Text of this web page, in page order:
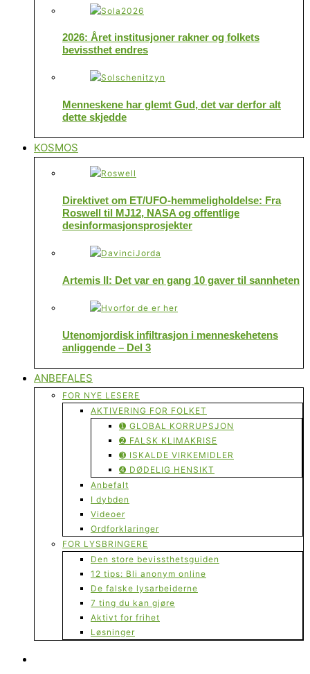
2026: Året institusjoner rakner og folkets
bevissthet endres
Menneskene har glemt Gud, det var derfor alt
dette skjedde
KOSMOS
Direktivet om ET/UFO-hemmeligholdelse: Fra
Roswell til MJ12, NASA og offentlige
desinformasjonsprosjekter
Artemis II: Det var en gang 10 gaver til sannheten
Utenomjordisk infiltrasjon i menneskehetens
anliggende – Del 3
ANBEFALES
FOR NYE LESERE
AKTIVERING FOR FOLKET
➊ GLOBAL KORRUPSJON
➋ FALSK KLIMAKRISE
➌ ISKALDE VIRKEMIDLER
➍ DØDELIG HENSIKT
Anbefalt
I dybden
Videoer
Ordforklaringer
FOR LYSBRINGERE
Den store bevissthetsguiden
12 tips: Bli anonym online
De falske lysarbeiderne
7 ting du kan gjøre
Aktivt for frihet
Løsninger